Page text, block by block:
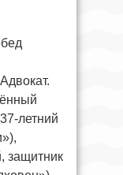
летний
защитник